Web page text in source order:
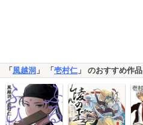
「 風越洞 」 「 壱村仁 」 のおすすめ作品